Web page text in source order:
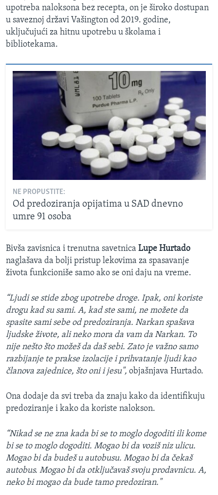
upotreba naloksona bez recepta, on je široko dostupan
u saveznoj državi Vašington od 2019. godine,
uključujući za hitnu upotrebu u školama i
bibliotekama.
NE PROPUSTITE:
Od predoziranja opijatima u SAD dnevno
umre 91 osoba
Bivša zavisnica i trenutna savetnica Lupe Hurtado
naglašava da bolji pristup lekovima za spasavanje
života funkcioniše samo ako se oni daju na vreme.
“Ljudi se stide zbog upotrebe droge. Ipak, oni koriste
drogu kad su sami. A, kad ste sami, ne možete da
spasite sami sebe od predoziranja. Narkan spašava
ljudske živote, ali neko mora da vam da Narkan. To
nije nešto što možeš da daš sebi. Zato je važno samo
razbijanje te prakse izolacije i prihvatanje ljudi kao
članova zajednice, što oni i jesu", objašnjava Hurtado.
Ona dodaje da svi treba da znaju kako da identifikuju
predoziranje i kako da koriste nalokson.
“Nikad se ne zna kada bi se to moglo dogoditi ili kome
bi se to moglo dogoditi. Mogao bi da voziš niz ulicu.
Mogao bi da budeš u autobusu. Mogao bi da čekaš
autobus. Mogao bi da otključavaš svoju prodavnicu. A,
neko bi mogao da bude tamo predoziran."